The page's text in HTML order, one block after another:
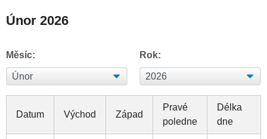
Únor 2026
Měsíc: Rok:
Datum Východ Západ
Pravé
poledne
Délka
dne